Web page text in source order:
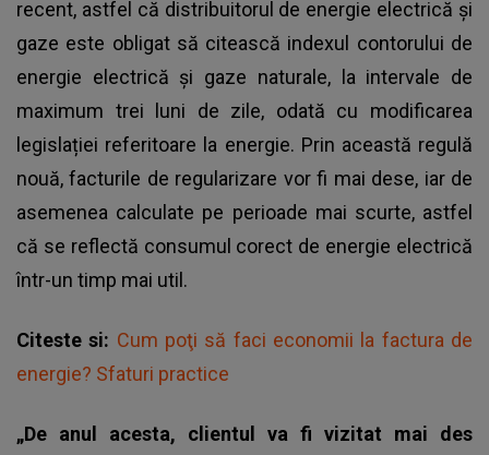
recent, astfel că distribuitorul de energie electrică și
gaze este obligat să citească indexul contorului de
energie electrică și gaze naturale, la intervale de
maximum trei luni de zile, odată cu modificarea
legislației referitoare la energie. Prin această regulă
nouă, facturile de regularizare vor fi mai dese, iar de
asemenea calculate pe perioade mai scurte, astfel
că se reflectă consumul corect de energie electrică
într-un timp mai util.
Citeste si: Cum poţi să faci economii la factura de
energie? Sfaturi practice
„De anul acesta, clientul va fi vizitat mai des